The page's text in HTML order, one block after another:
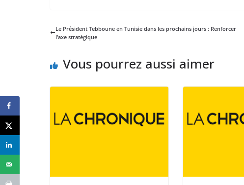
Le Président Tebboune en Tunisie dans les prochains jours : Renforcer
l’axe stratégique
Vous pourrez aussi aimer